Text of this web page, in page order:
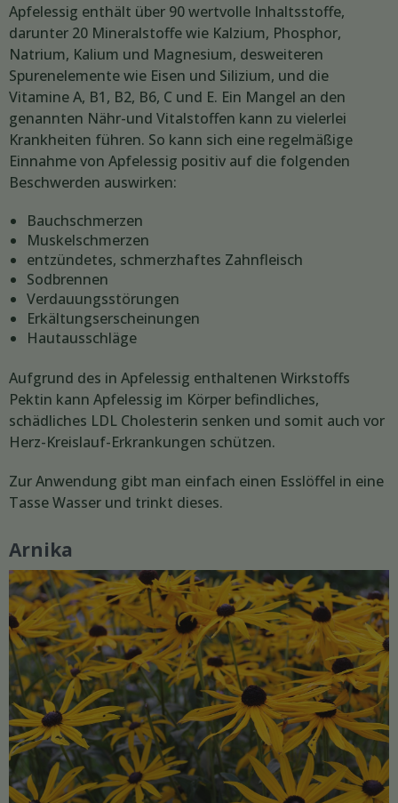
Apfelessig enthält über 90 wertvolle Inhaltsstoffe,
darunter 20 Mineralstoffe wie Kalzium, Phosphor,
Natrium, Kalium und Magnesium, desweiteren
Spurenelemente wie Eisen und Silizium, und die
Vitamine A, B1, B2, B6, C und E. Ein Mangel an den
genannten Nähr-und Vitalstoffen kann zu vielerlei
Krankheiten führen. So kann sich eine regelmäßige
Einnahme von Apfelessig positiv auf die folgenden
Beschwerden auswirken:
Bauchschmerzen
Muskelschmerzen
entzündetes, schmerzhaftes Zahnfleisch
Sodbrennen
Verdauungsstörungen
Erkältungserscheinungen
Hautausschläge
Aufgrund des in Apfelessig enthaltenen Wirkstoffs
Pektin kann Apfelessig im Körper befindliches,
schädliches LDL Cholesterin senken und somit auch vor
Herz-Kreislauf-Erkrankungen schützen.
Zur Anwendung gibt man einfach einen Esslöffel in eine
Tasse Wasser und trinkt dieses.
Arnika